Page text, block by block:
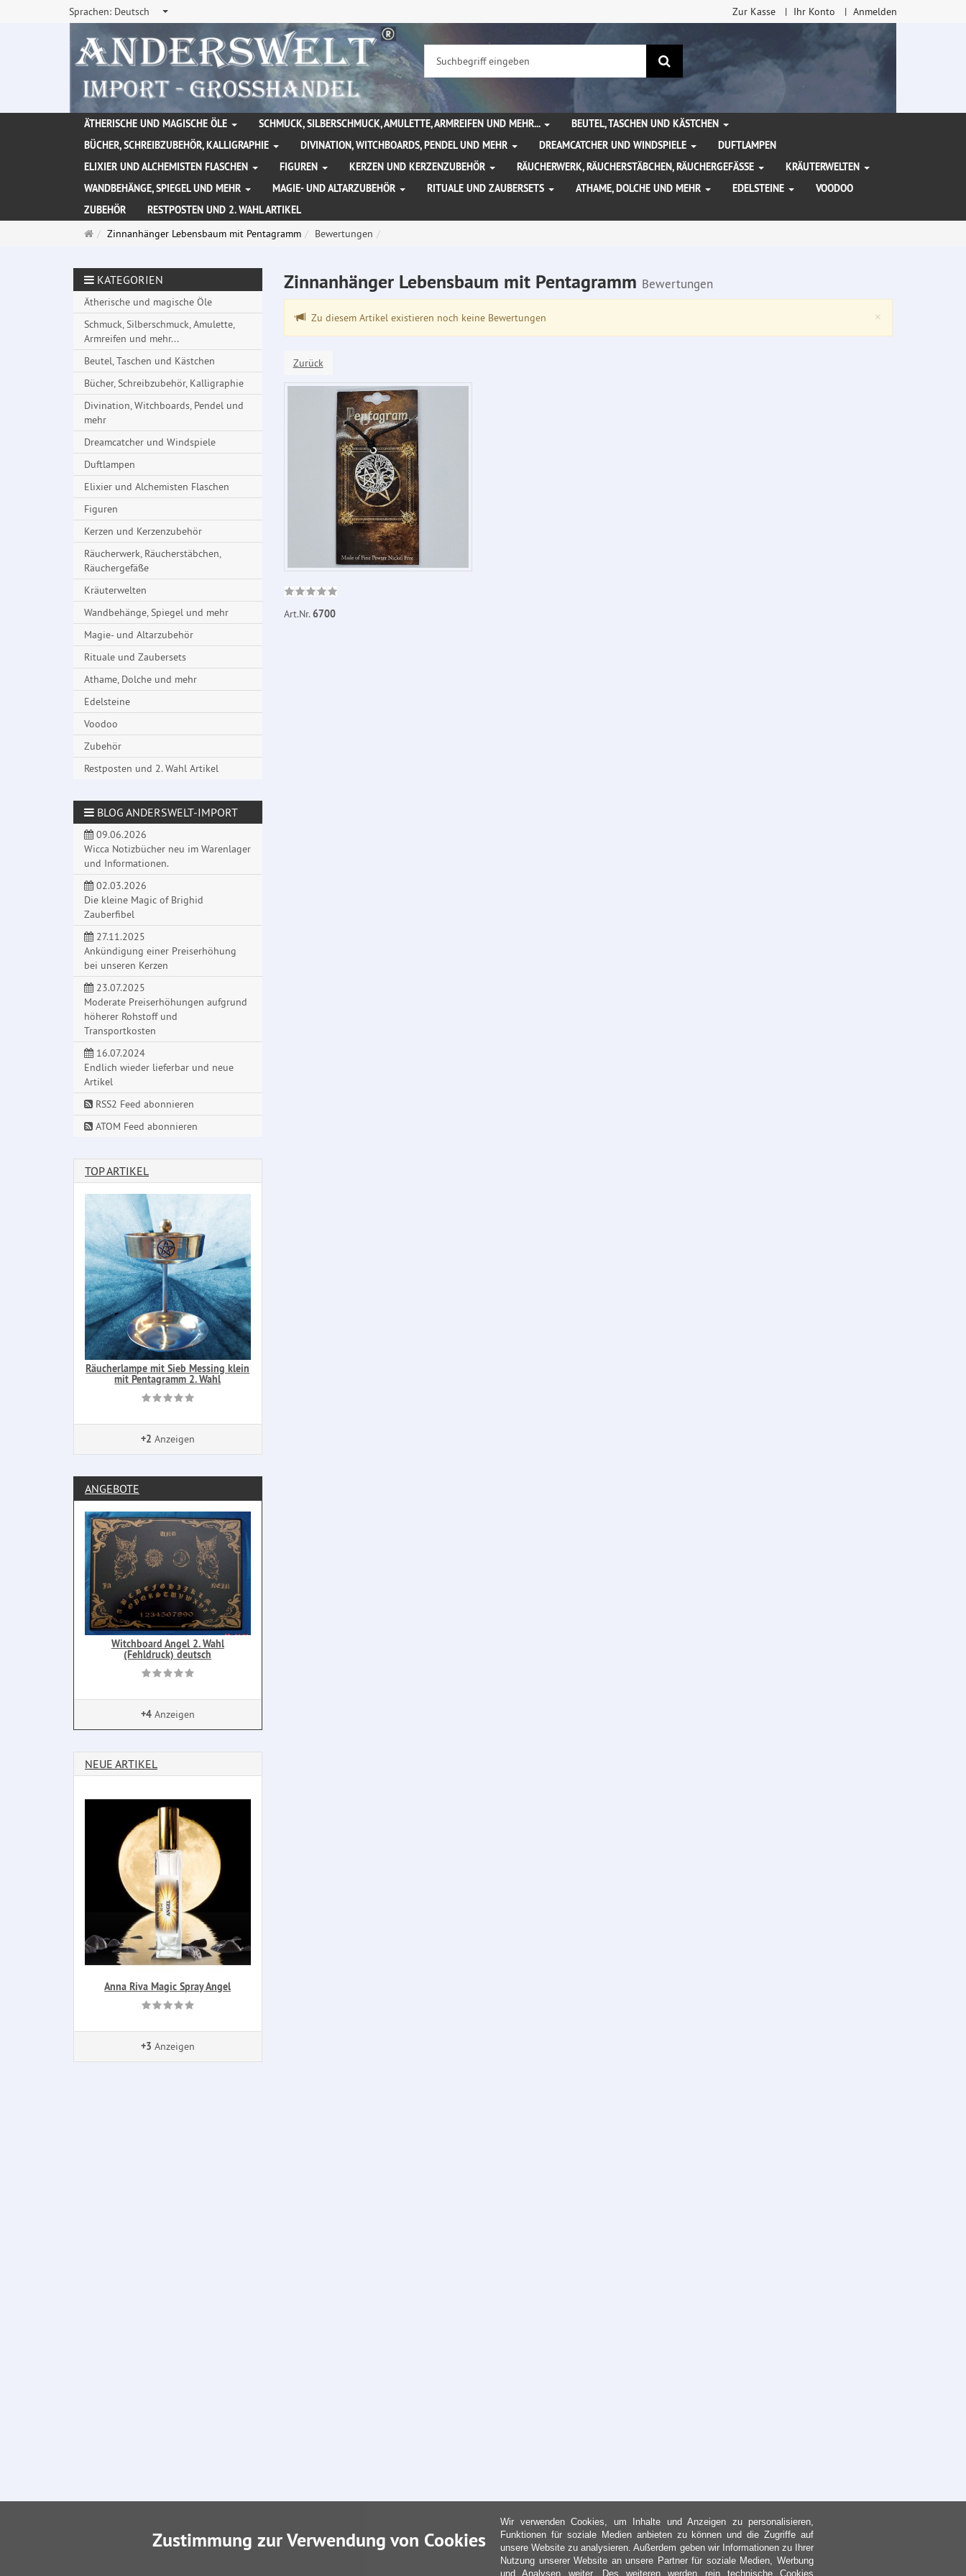
Sprachen: Deutsch Zur Kasse Ihr Konto Anmelden
Suchen
ÄTHERISCHE UND MAGISCHE ÖLE SCHMUCK, SILBERSCHMUCK, AMULETTE, ARMREIFEN UND MEHR...
BEUTEL, TASCHEN UND KÄSTCHEN
BÜCHER, SCHREIBZUBEHÖR, KALLIGRAPHIE
DIVINATION, WITCHBOARDS, PENDEL UND MEHR DREAMCATCHER UND WINDSPIELE
DUFTLAMPEN
ELIXIER UND ALCHEMISTEN FLASCHEN
FIGUREN KERZEN UND KERZENZUBEHÖR RÄUCHERWERK, RÄUCHERSTÄBCHEN, RÄUCHERGEFÄSSE
KRÄUTERWELTEN
WANDBEHÄNGE, SPIEGEL UND MEHR
MAGIE- UND ALTARZUBEHÖR RITUALE UND ZAUBERSETS ATHAME, DOLCHE UND MEHR EDELSTEINE
VOODOO
ZUBEHÖR
RESTPOSTEN UND 2. WAHL ARTIKEL
Startseite
Zinnanhänger Lebensbaum mit Pentagramm Bewertungen
Zinnanhänger Lebensbaum mit Pentagramm Bewertungen
×
Zu diesem Artikel existieren noch keine Bewertungen
Zurück
Art.Nr.6700
KATEGORIEN
Ätherische und magische Öle
Schmuck, Silberschmuck, Amulette,
Armreifen und mehr...
Beutel, Taschen und Kästchen
Bücher, Schreibzubehör, Kalligraphie
Divination, Witchboards, Pendel und
mehr
Dreamcatcher und Windspiele
Duftlampen
Elixier und Alchemisten Flaschen
Figuren
Kerzen und Kerzenzubehör
Räucherwerk, Räucherstäbchen,
Räuchergefäße
Kräuterwelten
Wandbehänge, Spiegel und mehr
Magie- und Altarzubehör
Rituale und Zaubersets
Athame, Dolche und mehr
Edelsteine
Voodoo
Zubehör
Restposten und 2. Wahl Artikel
BLOG ANDERSWELT-IMPORT
09.06.2026
Wicca Notizbücher neu im Warenlager
und Informationen.
02.03.2026
Die kleine Magic of Brighid
Zauberfibel
27.11.2025
Ankündigung einer Preiserhöhung
bei unseren Kerzen
23.07.2025
Moderate Preiserhöhungen aufgrund
höherer Rohstoff und
Transportkosten
16.07.2024
Endlich wieder lieferbar und neue
Artikel
RSS2 Feed abonnieren
ATOM Feed abonnieren
TOP ARTIKEL
Räucherlampe mit Sieb Messing klein
mit Pentagramm 2. Wahl
+2 Anzeigen
ANGEBOTE
Witchboard Angel 2. Wahl
(Fehldruck) deutsch
+4Anzeigen
NEUE ARTIKEL
Anna Riva Magic Spray Angel
+3 Anzeigen
Zustimmung zur Verwendung von Cookies
Wir verwenden Cookies, um Inhalte und Anzeigen zu personalisieren,
Funktionen für soziale Medien anbieten zu können und die Zugriffe auf
unsere Website zu analysieren. Außerdem geben wir Informationen zu Ihrer
Nutzung unserer Website an unsere Partner für soziale Medien, Werbung
und Analysen weiter. Des weiteren werden rein technische Cookies